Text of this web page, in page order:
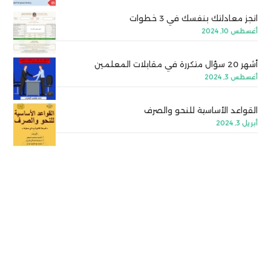
انجز معادلتك بنفسك في 3 خطوات
أغسطس 10, 2024
أشهر 20 سؤال متكررة في مقابلات المعلمين
أغسطس 3, 2024
القواعد الأساسية للنحو والصرف
أبريل 3, 2024